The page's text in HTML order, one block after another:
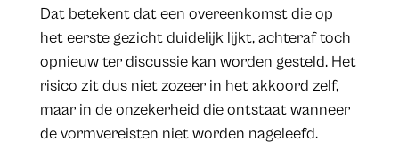
Dat betekent dat een overeenkomst die op
het eerste gezicht duidelijk lijkt, achteraf toch
opnieuw ter discussie kan worden gesteld. Het
risico zit dus niet zozeer in het akkoord zelf,
maar in de onzekerheid die ontstaat wanneer
de vormvereisten niet worden nageleefd.